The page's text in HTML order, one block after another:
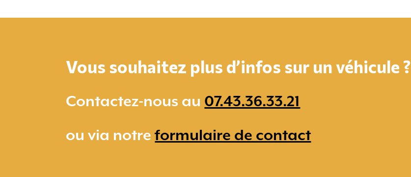
Vous souhaitez plus d’infos sur un véhicule ?
Contactez-nous au 07.43.36.33.21
ou via notreformulaire de contact